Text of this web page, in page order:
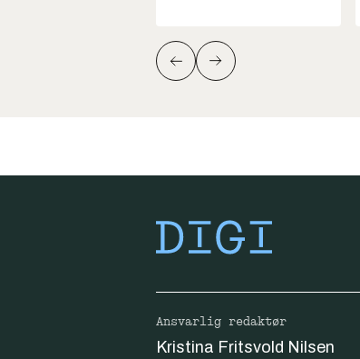
Ansvarlig redaktør
Kristina Fritsvold Nilsen